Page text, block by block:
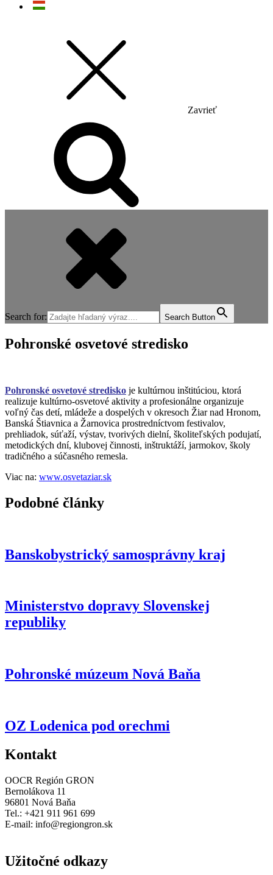
Zavrieť
Search for: Search Button
Pohronské osvetové stredisko
Pohronské osvetové stredisko je kultúrnou inštitúciou, ktorá
realizuje kultúrno-osvetové aktivity a profesionálne organizuje
voľný čas detí, mládeže a dospelých v okresoch Žiar nad Hronom,
Banská Štiavnica a Žarnovica prostredníctvom festivalov,
prehliadok, súťaží, výstav, tvorivých dielní, školiteľských podujatí,
metodických dní, klubovej činnosti, inštruktáží, jarmokov, školy
tradičného a súčasného remesla.
Viac na: www.osvetaziar.sk
Podobné články
Banskobystrický samosprávny kraj
Ministerstvo dopravy Slovenskej
republiky
Pohronské múzeum Nová Baňa
OZ Lodenica pod orechmi
Kontakt
OOCR Región GRON
Bernolákova 11
96801 Nová Baňa
Tel.: +421 911 961 699
E-mail: info@regiongron.sk
Užitočné odkazy